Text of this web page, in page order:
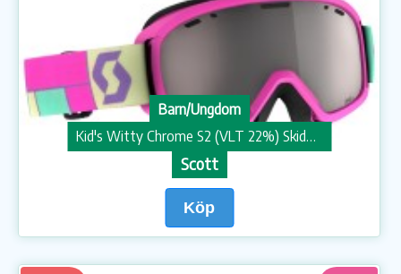
Barn/Ungdom
Kid's Witty Chrome S2 (VLT 22%) Skidglasögon
Scott
Köp